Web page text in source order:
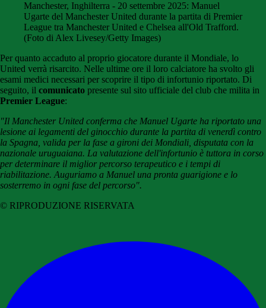
Manchester, Inghilterra - 20 settembre 2025: Manuel
Ugarte del Manchester United durante la partita di Premier
League tra Manchester United e Chelsea all'Old Trafford.
(Foto di Alex Livesey/Getty Images)
Per quanto accaduto al proprio giocatore durante il Mondiale, lo
United verrà risarcito. Nelle ultime ore il loro calciatore ha svolto gli
esami medici necessari per scoprire il tipo di infortunio riportato. Di
seguito, il comunicato presente sul sito ufficiale del club che milita in
Premier League:
"Il Manchester United conferma che Manuel Ugarte ha riportato una
lesione ai legamenti del ginocchio durante la partita di venerdì contro
la Spagna, valida per la fase a gironi dei Mondiali, disputata con la
nazionale uruguaiana. La valutazione dell'infortunio è tuttora in corso
per determinare il miglior percorso terapeutico e i tempi di
riabilitazione. Auguriamo a Manuel una pronta guarigione e lo
sosterremo in ogni fase del percorso".
© RIPRODUZIONE RISERVATA